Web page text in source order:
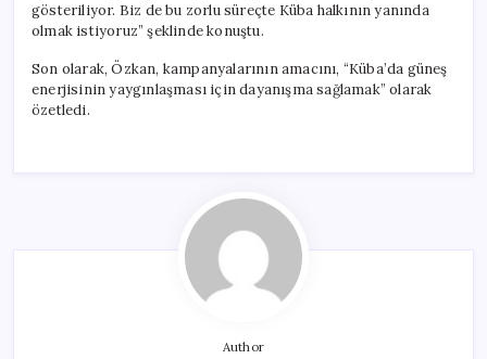
gösteriliyor. Biz de bu zorlu süreçte Küba halkının yanında
olmak istiyoruz” şeklinde konuştu.
Son olarak, Özkan, kampanyalarının amacını, “Küba’da güneş
enerjisinin yaygınlaşması için dayanışma sağlamak” olarak
özetledi.
Author